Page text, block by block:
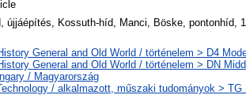
újjáépítés, Kossuth-híd, Manci, Böske, pontonhíd,
General and Old World / történelem > D4
General and Old World / történelem > DN
/ Magyarország
/ alkalmazott, műszaki tudományok > TG